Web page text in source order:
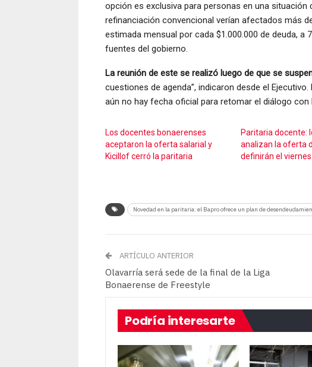
opción es exclusiva para personas en una
refinanciación convencional verían afectados más
estimada mensual por cada $1.000.000 de deuda, a
fuentes del gobierno.
La reunión de este se realizó luego de que se
cuestiones de agenda”, indicaron desde el
aún no hay fecha oficial para retomar el diálogo con
Los docentes bonaerenses
aceptaron la oferta salarial y
Kicillof cerró la paritaria
Paritaria docente:
analizan la oferta
definirán el viernes
Novedad en la paritaria: el Bapro ofrece un plan de
ARTÍCULO ANTERIOR
Olavarría será sede de la final de la Liga
Bonaerense de Freestyle
Podría interesarte